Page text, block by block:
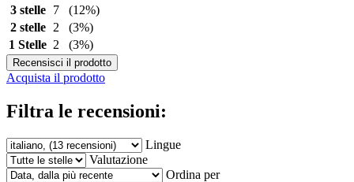
3 stelle
7
(12%)
2 stelle
2
(3%)
1 Stelle 2 (3%)
Recensisci il prodotto
Acquista il prodotto
Filtra le recensioni:
Lingue
Valutazione
Ordina per